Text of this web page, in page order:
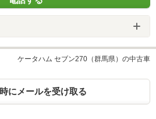
ケータハム セブン270（群馬県）の中古車
にメールを受け取る